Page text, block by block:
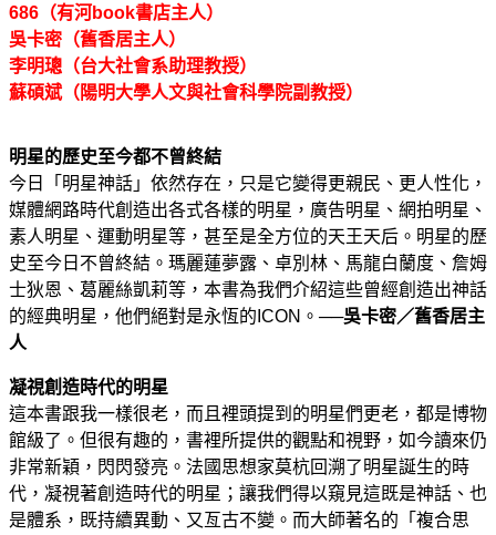
686（有河book書店主人）
吳卡密（舊香居主人）
李明璁（台大社會系助理教授）
蘇碩斌（陽明大學人文與社會科學院副教授）
明星的歷史至今都不曾終結
今日「明星神話」依然存在，只是它變得更親民、更人性化，
媒體網路時代創造出各式各樣的明星，廣告明星、網拍明星、
素人明星、運動明星等，甚至是全方位的天王天后。明星的歷
史至今日不曾終結。瑪麗蓮夢露、卓別林、馬龍白蘭度、詹姆
士狄恩、葛麗絲凱莉等，本書為我們介紹這些曾經創造出神話
的經典明星，他們絕對是永恆的ICON。──吳卡密／舊香居主
人
凝視創造時代的明星
這本書跟我一樣很老，而且裡頭提到的明星們更老，都是博物
館級了。但很有趣的，書裡所提供的觀點和視野，如今讀來仍
非常新穎，閃閃發亮。法國思想家莫杭回溯了明星誕生的時
代，凝視著創造時代的明星；讓我們得以窺見這既是神話、也
是體系，既持續異動、又亙古不變。而大師著名的「複合思